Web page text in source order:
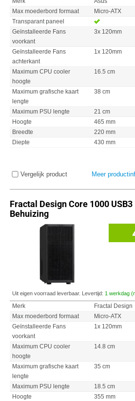
Max moederbord formaat
Micro-ATX
Transparant paneel
Geïnstalleerde Fans
voorkant
3x 120mm
Geïnstalleerde Fans
achterkant
1x 120mm
Maximum CPU cooler
hoogte
16.5 cm
Maximum grafische kaart
lengte
38 cm
Maximum PSU lengte
21 cm
Hoogte
465 mm
Breedte
220 mm
Diepte
430 mm
Vergelijk product Meer
Fractal Design Core 1000 USB3
Behuizing
Uit eigen voorraad leverbaar. Levertijd: 1 werkdag
Merk
Fractal Design
Max moederbord formaat
Micro-ATX
Geïnstalleerde Fans
voorkant
1x 120mm
Maximum CPU cooler
hoogte
14.8 cm
Maximum grafische kaart
lengte
35 cm
Maximum PSU lengte
18.5 cm
Hoogte
355 mm